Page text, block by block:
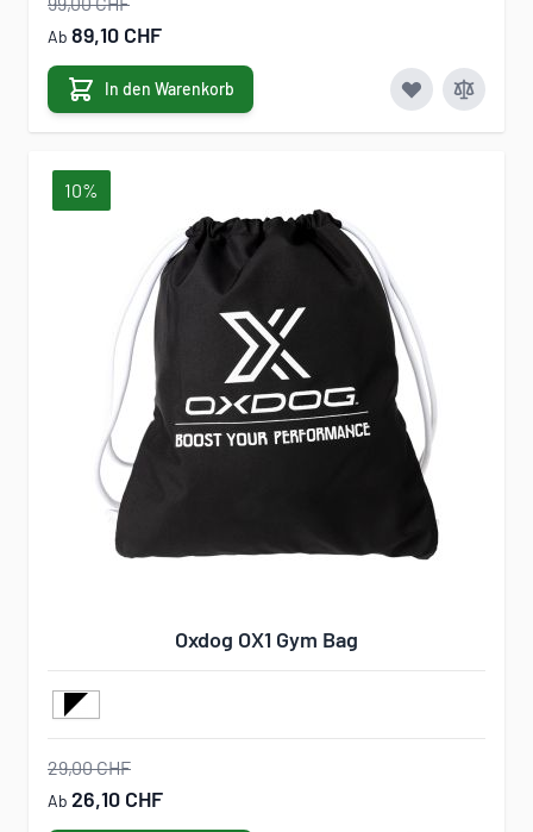
Ab 89,10 CHF
In den Warenkorb
10%
Oxdog OX1 Gym Bag
29,00 CHF
Ab 26,10 CHF